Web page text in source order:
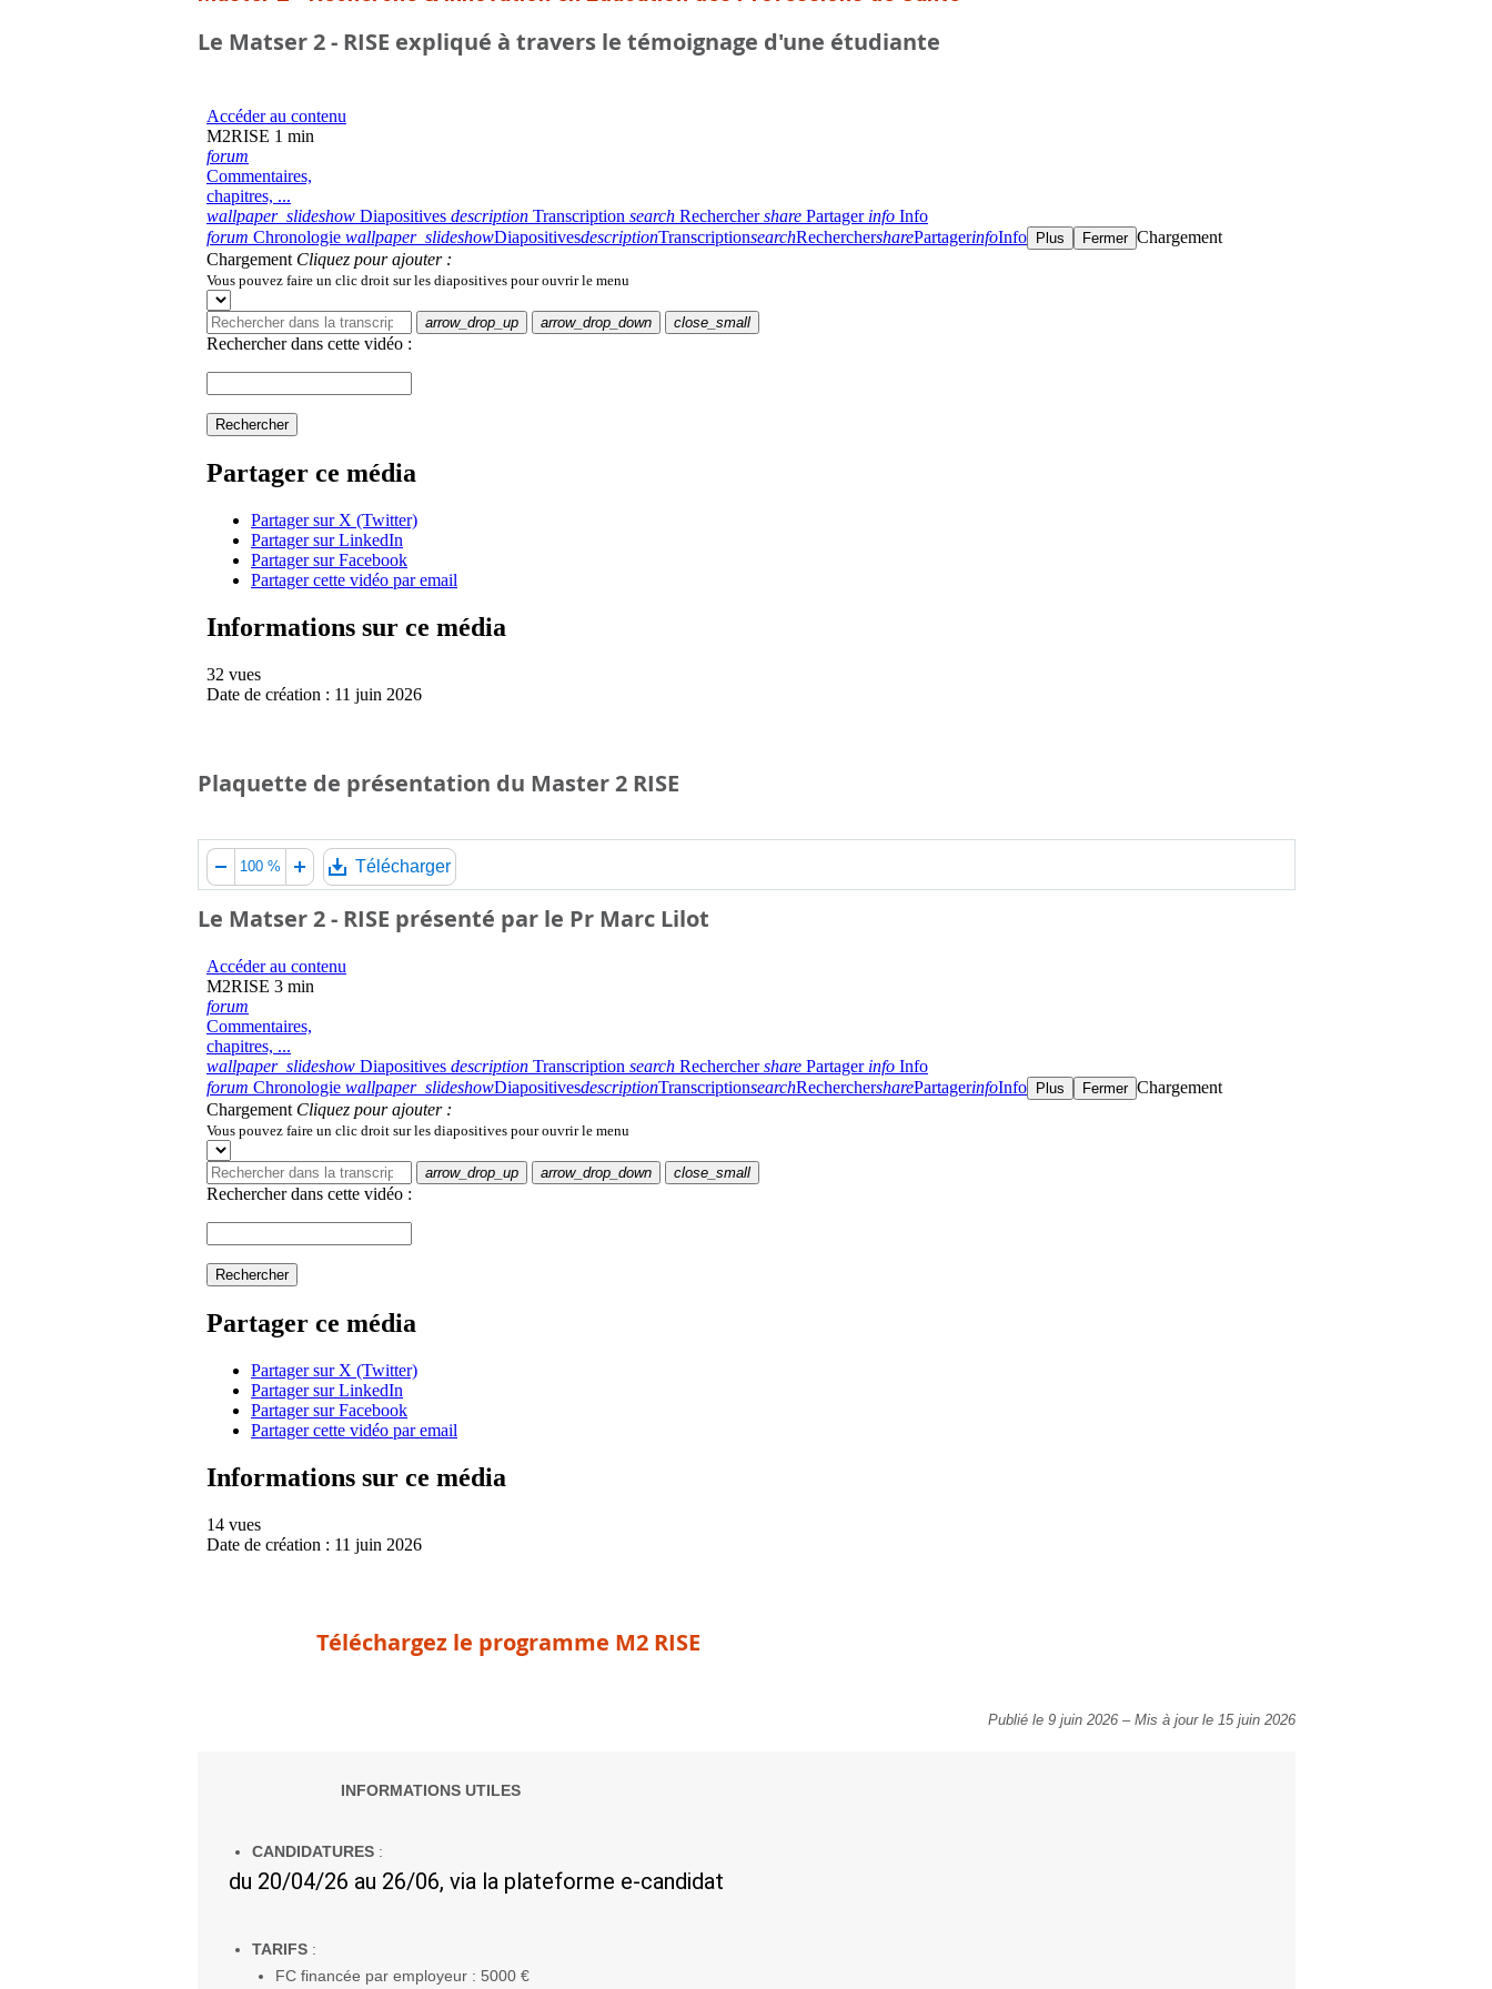
Le Matser 2 - RISE expliqué à travers le témoignage d'une étudiante
Plaquette de présentation du Master 2 RISE
100 % Télécharger
Le Matser 2 - RISE présenté par le Pr Marc Lilot
Téléchargez le programme M2 RISE
Publié le 9 juin 2026 – Mis à jour le 15 juin 2026
INFORMATIONS UTILES
CANDIDATURES :
du 20/04/26 au 26/06, via la plateforme e-candidat
TARIFS :
FC financée par employeur : 5000 €